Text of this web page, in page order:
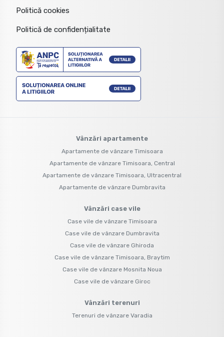
Politică cookies
Politică de confidențialitate
Vânzări apartamente
Apartamente de vânzare Timisoara
Apartamente de vânzare Timisoara, Central
Apartamente de vânzare Timisoara, Ultracentral
Apartamente de vânzare Dumbravita
Vânzări case vile
Case vile de vânzare Timisoara
Case vile de vânzare Dumbravita
Case vile de vânzare Ghiroda
Case vile de vânzare Timisoara, Braytim
Case vile de vânzare Mosnita Noua
Case vile de vânzare Giroc
Vânzări terenuri
Terenuri de vânzare Varadia